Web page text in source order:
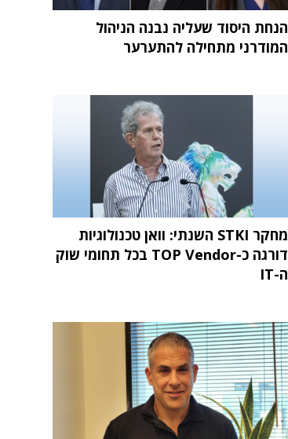
הנחת היסוד שעליה נבנה הניהול
המודרני מתחילה להתערער
מחקר STKI השנתי: וואן טכנולוגיות
דורגה כ-TOP Vendor בכל תחומי שוק
ה-IT